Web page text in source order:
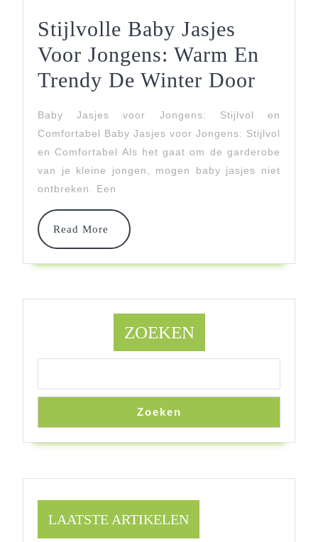
Stijlvolle Baby Jasjes
Voor Jongens: Warm En
Trendy De Winter Door
Jasjes
Voor
Baby Jasjes voor Jongens: Stijlvol en
Comfortabel Baby Jasjes voor Jongens: Stijlvol
en Comfortabel Als het gaat om de garderobe
van je kleine jongen, mogen baby jasjes niet
ontbreken. Een
Read More
Read
More
ZOEKEN
Zoeken
LAATSTE ARTIKELEN